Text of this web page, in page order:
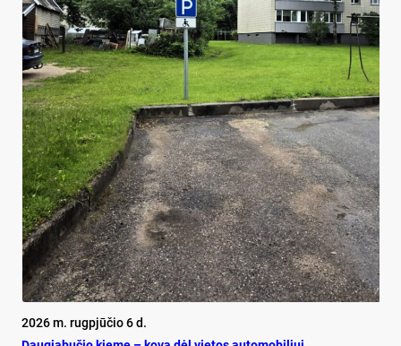
2026 m. rugpjūčio 6 d.